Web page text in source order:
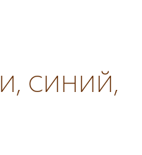
СИНИЙ,